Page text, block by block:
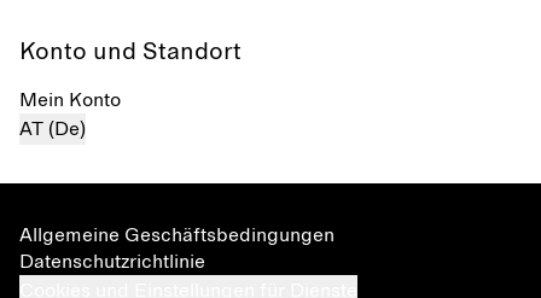
Konto und Standort
Mein Konto
AT (De)
Allgemeine Geschäftsbedingungen
Datenschutzrichtlinie